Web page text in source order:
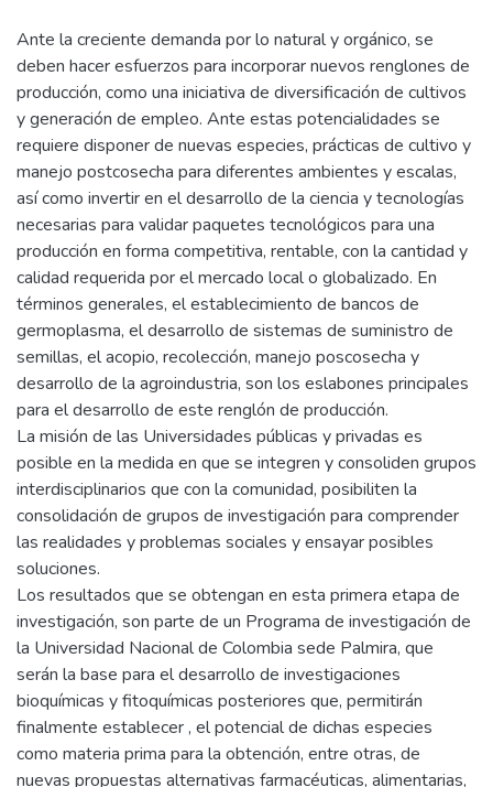
Ante la creciente demanda por lo natural y orgánico, se
deben hacer esfuerzos para incorporar nuevos renglones de
producción, como una iniciativa de diversificación de cultivos
y generación de empleo. Ante estas potencialidades se
requiere disponer de nuevas especies, prácticas de cultivo y
manejo postcosecha para diferentes ambientes y escalas,
así como invertir en el desarrollo de la ciencia y tecnologías
necesarias para validar paquetes tecnológicos para una
producción en forma competitiva, rentable, con la cantidad y
calidad requerida por el mercado local o globalizado. En
términos generales, el establecimiento de bancos de
germoplasma, el desarrollo de sistemas de suministro de
semillas, el acopio, recolección, manejo poscosecha y
desarrollo de la agroindustria, son los eslabones principales
para el desarrollo de este renglón de producción.
La misión de las Universidades públicas y privadas es
posible en la medida en que se integren y consoliden grupos
interdisciplinarios que con la comunidad, posibiliten la
consolidación de grupos de investigación para comprender
las realidades y problemas sociales y ensayar posibles
soluciones.
Los resultados que se obtengan en esta primera etapa de
investigación, son parte de un Programa de investigación de
la Universidad Nacional de Colombia sede Palmira, que
serán la base para el desarrollo de investigaciones
bioquímicas y fitoquímicas posteriores que, permitirán
finalmente establecer , el potencial de dichas especies
como materia prima para la obtención, entre otras, de
nuevas propuestas alternativas farmacéuticas, alimentarias,